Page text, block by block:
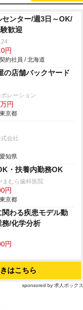
ンター/週3日～OK/
歓迎
円
約社員 / 北海道
の店舗バックヤード
レーション
円
京都
会社
知県
・扶養内勤務OK
まむら歯科医院
円
京都
わる疾患モデル動
/化学分析
円
はこちら
sponsored by 求人ボックス